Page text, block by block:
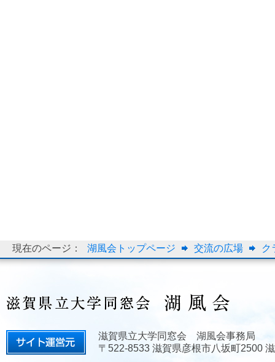
現在のページ： 湖風会トップページ 交流の広場 ク
滋賀県立大学同窓会 湖風会事務局
〒522-8533 滋賀県彦根市八坂町2500